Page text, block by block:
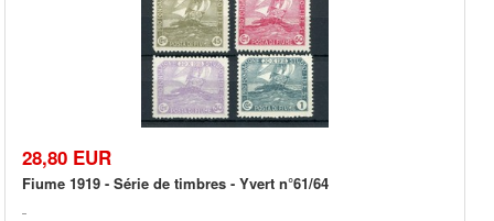
28,80 EUR
Fiume 1919 - Série de timbres - Yvert n°61/64